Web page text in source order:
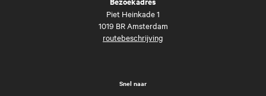
Piet Heinkade 1
1019 BR Amsterdam
routebeschrijving
Snel naar